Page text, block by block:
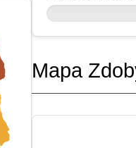
Mapa